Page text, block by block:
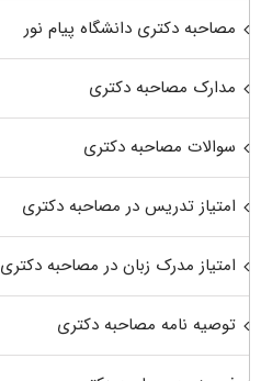
مصاحبه دکتری دانشگاه پیام نور
مدارک مصاحبه دکتری
سوالات مصاحبه دکتری
امتیاز تدریس در مصاحبه دکتری
امتیاز مدرک زبان در مصاحبه دکتری
توصیه نامه مصاحبه دکتری